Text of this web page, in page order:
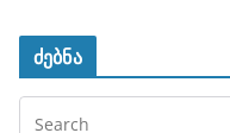
ძებნა